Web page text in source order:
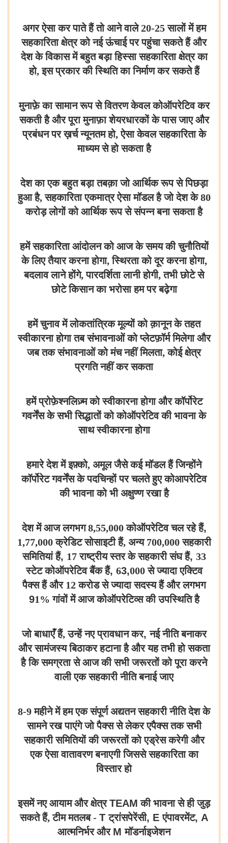
अगर ऐसा कर पाते हैं तो आने वाले 20-25 सालों में हम
सहकारिता क्षेत्र को नई ऊंचाई पर पहुंचा सकते हैं और
देश के विकास में बहुत बड़ा हिस्सा सहकारिता क्षेत्र का
हो, इस प्रकार की स्थिति का निर्माण कर सकते हैं
मुनाफ़े का सामान रूप से वितरण केवल कोऑपरेटिव कर
सकती है और पूरा मुनाफ़ा शेयरधारकों के पास जाए और
प्रबंधन पर ख़र्च न्यूनतम हो, ऐसा केवल सहकारिता के
माध्यम से हो सकता है
देश का एक बहुत बड़ा तबक़ा जो आर्थिक रूप से पिछड़ा
हुआ है, सहकारिता एकमात्र ऐसा मॉडल है जो देश के 80
करोड़ लोगों को आर्थिक रूप से संपन्न बना सकता है
हमें सहकारिता आंदोलन को आज के समय की चुनौतियों
के लिए तैयार करना होगा, स्थिरता को दूर करना होगा,
बदलाव लाने होंगे, पारदर्शिता लानी होगी, तभी छोटे से
छोटे किसान का भरोसा हम पर बढ़ेगा
हमें चुनाव में लोकतांत्रिक मूल्यों को क़ानून के तहत
स्वीकारना होगा तब संभावनाओं को प्लेटफ़ॉर्म मिलेगा और
जब तक संभावनाओं को मंच नहीं मिलता, कोई क्षेत्र
प्रगति नहीं कर सकता
हमें प्रोफ़ेश्नलिज़्म को स्वीकारना होगा और कॉर्पोरेट
गवर्नेंस के सभी सिद्धातों को कोऑपरेटिव की भावना के
साथ स्वीकारना होगा
हमारे देश में इफ़्को, अमूल जैसे कई मॉडल हैं जिन्होंने
कॉर्पोरेट गवर्नेंस के पदचिन्हों पर चलते हुएकोआपरेटिव
की भावना को भी अक्षुण्ण रखा है
देश में आज लगभग 8,55,000 कोऑपरेटिव चल रहे हैं,
1,77,000 क्रेडिट सोसाइटी हैं, अन्य 700,000 सहकारी
समितियां हैं, 17 राष्ट्रीय स्तर के सहकारी संघ हैं, 33
स्टेट कोऑपरेटिव बैंक हैं, 63,000 से ज्यादा एक्टिव
पैक्स हैं और 12 करोड से ज्यादा सदस्य हैं और लगभग
91% गांवों में आज कोऑपरेटिव्स की उपस्थिति है
जो बाधाएँ हैं, उन्हें नए प्रावधान कर,नई नीति बनाकर
और सामंजस्य बिठाकर हटाना है और यह तभी हो सकता
है कि समग्रता से आज की सभी जरूरतों को पूरा करने
वाली एक सहकारी नीति बनाई जाए
8-9 महीने में हम एक संपूर्ण अद्यतन सहकारी नीति देश के
सामने रख पाएंगे जो पैक्स से लेकर एपैक्स तक सभी
सहकारी समितियों की जरूरतों को एड्रेस करेगी और
एक ऐसा वातावरण बनाएगी जिससे सहकारिता का
विस्तार हो
इसमें नए आयाम और क्षेत्रTEAM की भावना से ही जुड़
सकते हैं, टीम मतलब - Tट्रांसपेरेंसी, Eएंपावरमेंट, A
आत्मनिर्भर और Mमॉडर्नाइजेशन